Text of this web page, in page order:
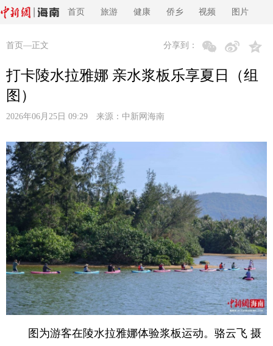
首页 旅游 健康 侨乡 视频 图片
首页 —正文 分享到：
打卡陵水拉雅娜 亲水浆板乐享夏日（组
图）
2026年06月25日 09:29 来源： 中新网海南
图为游客在陵水拉雅娜体验浆板运动。骆云飞 摄